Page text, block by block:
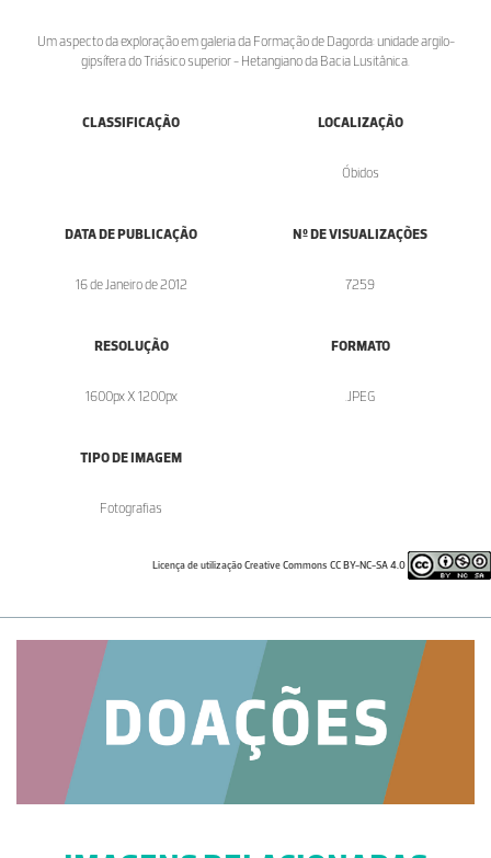
Um aspecto da exploração em galeria da Formação de Dagorda: unidade argilo-
gipsífera do Triásico superior - Hetangiano da Bacia Lusitânica.
CLASSIFICAÇÃO LOCALIZAÇÃO
Óbidos
DATA DE PUBLICAÇÃO
16 de Janeiro de 2012
Nº DE VISUALIZAÇÕES
7259
RESOLUÇÃO
1600px X 1200px
FORMATO
.JPEG
TIPO DE IMAGEM
Fotografias
Licença de utilização Creative Commons CC BY-NC-SA 4.0